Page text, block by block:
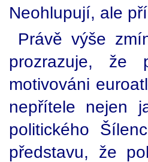
Neohlupují, ale
Právě výše
prozrazuje, že
motivováni
nepřítele nejen
politického
představu, že